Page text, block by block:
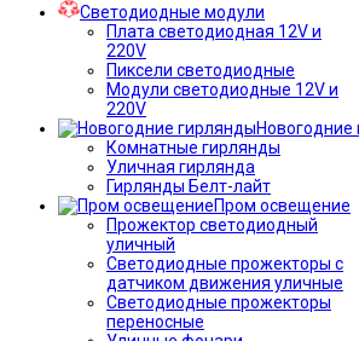
Светодиодные модули
Плата светодиодная 12V и
220V
Пиксели светодиодные
Модули светодиодные 12V и
220V
Новогодние
Комнатные гирлянды
Уличная гирлянда
Гирлянды Белт-лайт
Пром освещение
Прожектор светодиодный
уличный
Светодиодные прожекторы с
датчиком движения уличные
Светодиодные прожекторы
переносные